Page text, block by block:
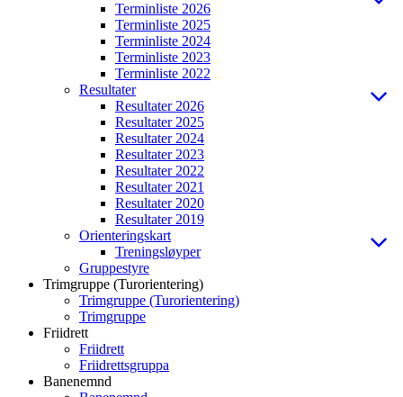
Terminliste 2026
Terminliste 2025
Terminliste 2024
Terminliste 2023
Terminliste 2022
Resultater
Resultater 2026
Resultater 2025
Resultater 2024
Resultater 2023
Resultater 2022
Resultater 2021
Resultater 2020
Resultater 2019
Orienteringskart
Treningsløyper
Gruppestyre
Trimgruppe (Turorientering)
Trimgruppe (Turorientering)
Trimgruppe
Friidrett
Friidrett
Friidrettsgruppa
Banenemnd